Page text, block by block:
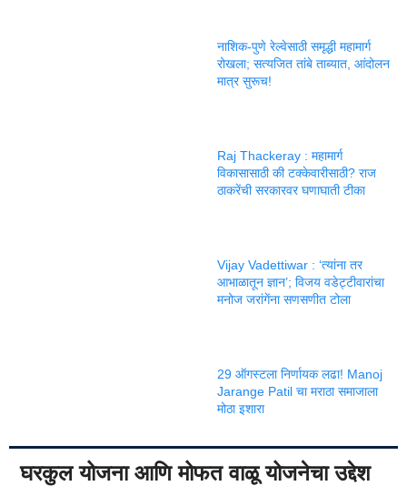
नाशिक-पुणे रेल्वेसाठी समृद्धी महामार्ग
रोखला; सत्यजित तांबे ताब्यात, आंदोलन
मात्र सुरूच!
Raj Thackeray : महामार्ग
विकासासाठी की टक्केवारीसाठी? राज
ठाकरेंची सरकारवर घणाघाती टीका
Vijay Vadettiwar : ‘त्यांना तर
आभाळातून ज्ञान’; विजय वडेट्टीवारांचा
मनोज जरांगेंना सणसणीत टोला
29 ऑगस्टला निर्णायक लढा! Manoj
Jarange Patil चा मराठा समाजाला
मोठा इशारा
घरकुल योजना आणि मोफत वाळू योजनेचा उद्देश